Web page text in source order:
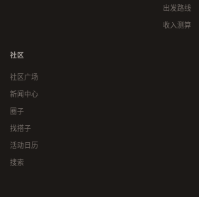
出发路线
收入测算
社区
社区广场
新闻中心
圈子
找搭子
活动日历
搜索